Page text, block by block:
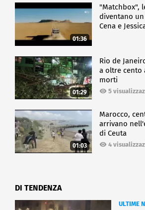
01:36
"Matchbox",
diventano
Cena e
01:29
Rio de
a oltre cento
morti
5
01:03
Marocco,
arrivano
di Ceuta
4
DI TENDENZA
ULTIME